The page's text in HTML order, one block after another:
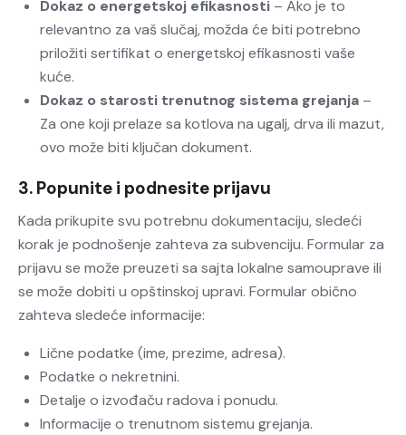
Dokaz o energetskoj efikasnosti – Ako je to
relevantno za vaš slučaj, možda će biti potrebno
priložiti sertifikat o energetskoj efikasnosti vaše
kuće.
Dokaz o starosti trenutnog sistema grejanja –
Za one koji prelaze sa kotlova na ugalj, drva ili mazut,
ovo može biti ključan dokument.
3. Popunite i podnesite prijavu
Kada prikupite svu potrebnu dokumentaciju, sledeći
korak je podnošenje zahteva za subvenciju. Formular za
prijavu se može preuzeti sa sajta lokalne samouprave ili
se može dobiti u opštinskoj upravi. Formular obično
zahteva sledeće informacije:
Lične podatke (ime, prezime, adresa).
Podatke o nekretnini.
Detalje o izvođaču radova i ponudu.
Informacije o trenutnom sistemu grejanja.